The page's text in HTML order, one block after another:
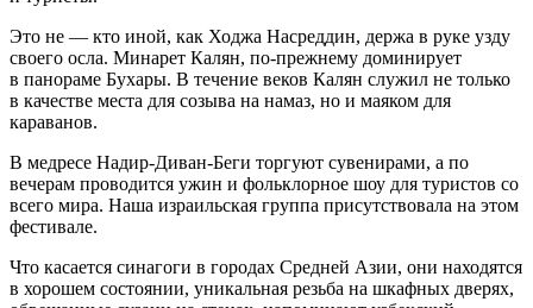
Это не — кто иной, как Ходжа Насреддин, держа в руке узду
своего осла. Минарет Калян, по-прежнему доминирует
в панораме Бухары. В течение веков Калян служил не только
в качестве места для созыва на намаз, но и маяком для
караванов.
В медресе Надир-Диван-Беги торгуют сувенирами, а по
вечерам проводится ужин и фольклорное шоу для туристов со
всего мира. Наша израильская группа присутствовала на этом
фестивале.
Что касается синагоги в городах Средней Азии, они находятся
в хорошем состоянии, уникальная резьба на шкафных дверях,